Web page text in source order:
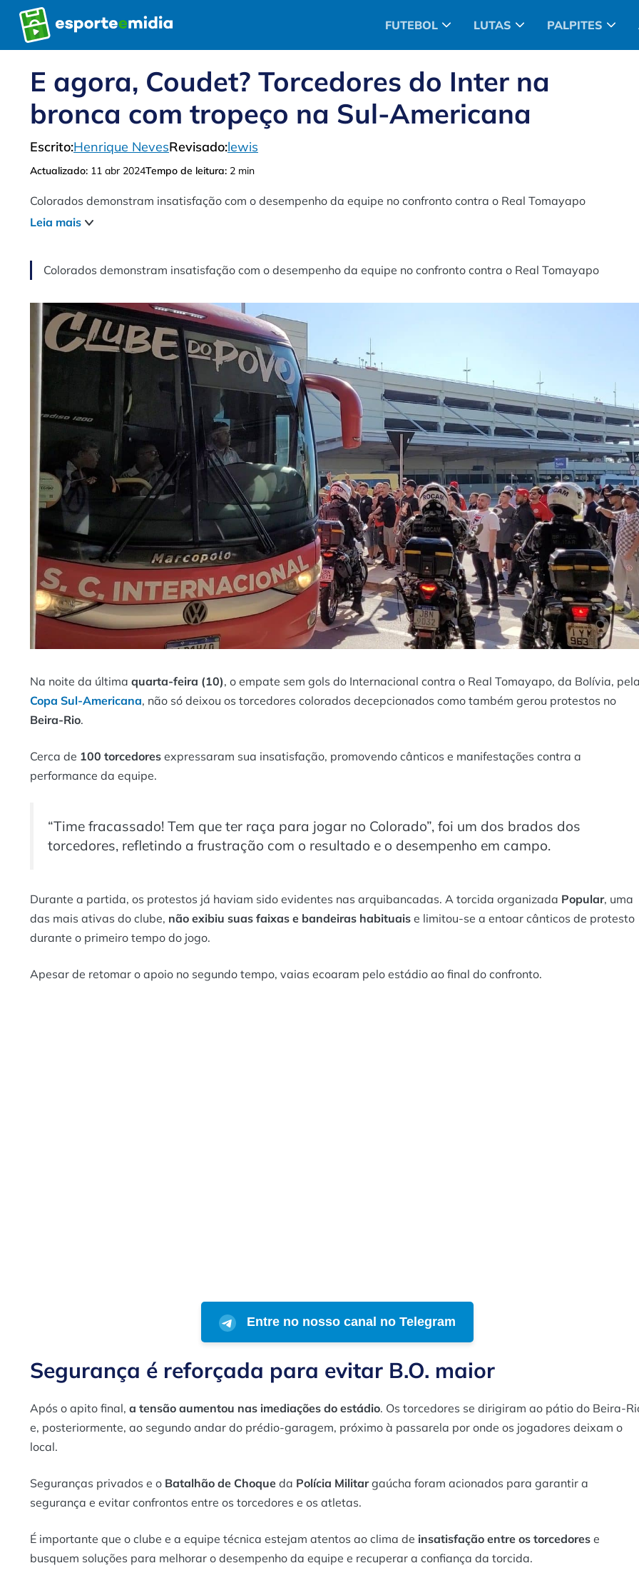
Pular
para
o
FUTEBOL LUTAS PALPITES
E agora, Coudet? Torcedores do Inter na
bronca com tropeço na Sul-Americana
Escrito:Henrique NevesRevisado:lewis
Actualizado: 11 abr 2024Tempo de leitura: 2 min
Colorados demonstram insatisfação com o desempenho da equipe no confronto contra o Real Tomayapo
Leia mais
Colorados demonstram insatisfação com o desempenho da equipe no confronto contra o Real Tomayapo
Na noite da última quarta-feira (10), o empate sem gols do Internacional contra o Real Tomayapo, da Bolívia,
Copa Sul-Americana, não só deixou os torcedores colorados decepcionados como também gerou protestos no
Beira-Rio.
Cerca de 100 torcedores expressaram sua insatisfação, promovendo cânticos e manifestações contra a
performance da equipe.
“Time fracassado! Tem que ter raça para jogar no Colorado”, foi um dos brados dos
torcedores, refletindo a frustração com o resultado e o desempenho em campo.
Durante a partida, os protestos já haviam sido evidentes nas arquibancadas. A torcida organizada Popular, uma
das mais ativas do clube, não exibiu suas faixas e bandeiras habituais e limitou-se a entoar cânticos de protesto
durante o primeiro tempo do jogo.
Apesar de retomar o apoio no segundo tempo, vaias ecoaram pelo estádio ao final do confronto.
Entre no nosso canal no Telegram
Segurança é reforçada para evitar B.O. maior
Após o apito final, a tensão aumentou nas imediações do estádio. Os torcedores se dirigiram ao pátio do Beira-
e, posteriormente, ao segundo andar do prédio-garagem, próximo à passarela por onde os jogadores deixam o
local.
Seguranças privados e o Batalhão de Choque da Polícia Militargaúcha foram acionados para garantir a
segurança e evitar confrontos entre os torcedores e os atletas.
É importante que o clube e a equipe técnica estejam atentos ao clima de insatisfação entre os torcedores e
busquem soluções para melhorar o desempenho da equipe e recuperar a confiança da torcida.